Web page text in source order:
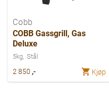
Cobb
COBB Gassgrill, Gas
Deluxe
5kg Stål
2 850 ,- Kjøp